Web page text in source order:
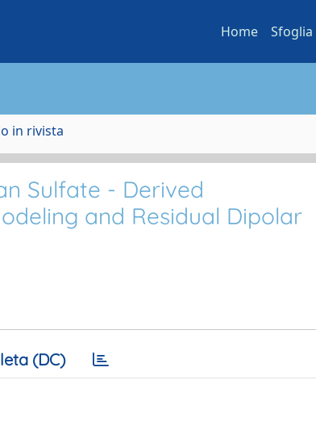
Home Sfoglia
in rivista
Sulfate - Derived
and Residual Dipolar
(DC)